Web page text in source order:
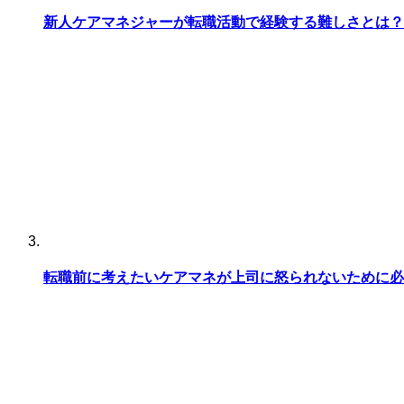
新人ケアマネジャーが転職活動で経験する難しさとは？
転職前に考えたいケアマネが上司に怒られないために